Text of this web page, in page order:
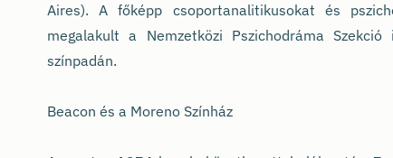
Aires). A főképp csoportanalitikusokat és
megalakult a Nemzetközi Pszichodráma
színpadán.
Beacon és a Moreno Színház